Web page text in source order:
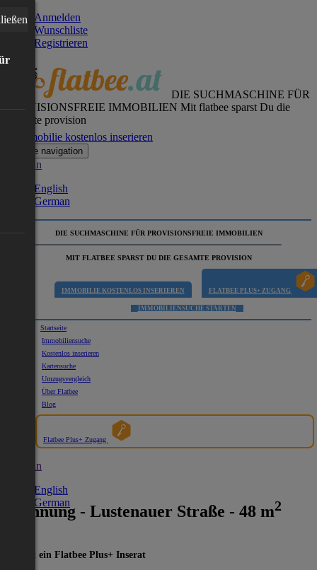
Anmelden
Wunschliste
Registrieren
DIE SUCHMASCHINE FÜR
PROVISIONSFREIE IMMOBILIEN Mit flatbee sparst Du die
gesamte provision
Immobilie kostenlos inserieren
Toggle navigation
German
English
German
DIE SUCHMASCHINE FÜR PROVISIONSFREIE IMMOBILIEN
MIT FLATBEE SPARST DU DIE GESAMTE PROVISION
IMMOBILIE KOSTENLOS INSERIEREN FLATBEE PLUS+ ZUGANG
IMMOBILIENSUCHE STARTEN
Startseite
Immobiliensuche
Kostenlos inserieren
Kartensuche
Umzugsvergleich
Über Flatbee
Blog
Flatbee Plus+ Zugang
German
English
German
Wohnung - Lustenauer Straße - 48 m2
Dies ist ein Flatbee Plus+ Inserat